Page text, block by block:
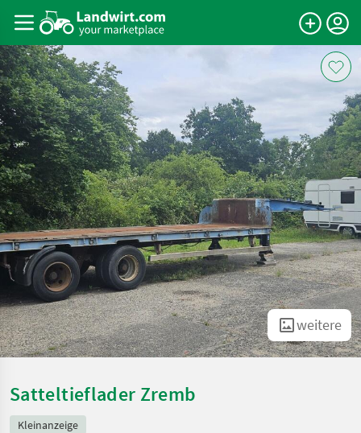
weitere
Satteltieflader Zremb
Kleinanzeige